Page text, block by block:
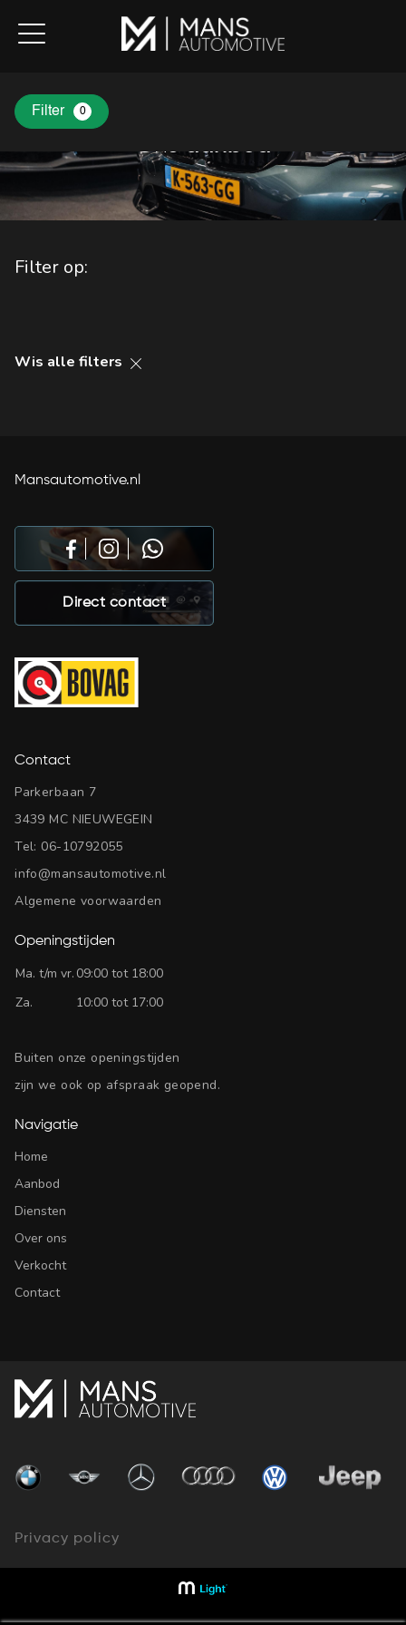
Ons aanbod
Filter op:
Filter 0
Wis alle filters
Mansautomotive.nl
Direct contact
Contact
Parkerbaan 7
3439 MC NIEUWEGEIN
Tel: 06-10792055
info@mansautomotive.nl
Algemene voorwaarden
Openingstijden
Ma. t/m vr. 09:00 tot 18:00
Za.
10:00 tot 17:00
Buiten onze openingstijden
zijn we ook op afspraak geopend.
Navigatie
Home
Aanbod
Diensten
Over ons
Verkocht
Contact
Privacy policy